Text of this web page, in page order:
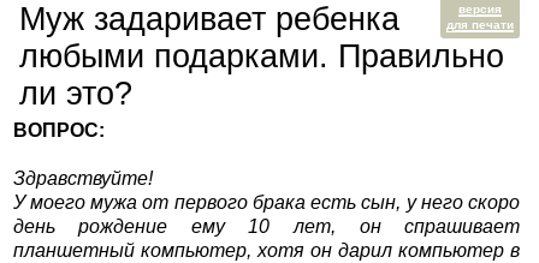
версия
для печати
Муж задаривает ребенка
любыми подарками. Правильно
ли это?
ВОПРОС:
Здравствуйте!
У моего мужа от первого брака есть сын, у него скоро
день рождение ему 10 лет, он спрашивает
планшетный компьютер, хотя он дарил компьютер в